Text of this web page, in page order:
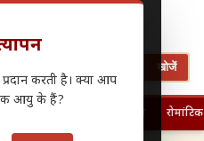
करती है। क्या आप
आयु के हैं?
खोजें
रोमांटिक